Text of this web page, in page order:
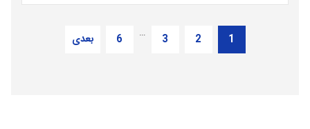
1
2
3
…
6 بعدی